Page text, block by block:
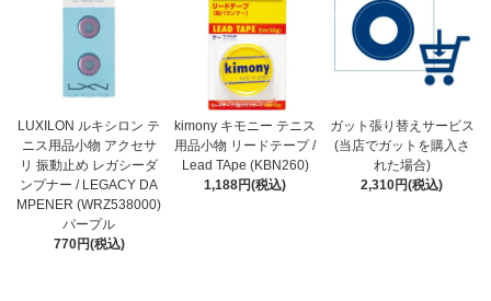
LUXILON ルキシロン テ
ニス用品小物 アクセサ
リ 振動止め レガシーダ
ンプナー / LEGACY DA
MPENER (WRZ538000)
パープル
770円(税込)
kimony キモニー テニス
用品小物 リードテープ /
Lead TApe (KBN260)
1,188円(税込)
ガット張り替えサービス
(当店でガットを購入さ
れた場合)
2,310円(税込)